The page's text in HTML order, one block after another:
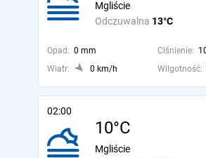
Odczuwalna 13°C
Mgliście
Opad: 0 mm Ciśnienie:
Wiatr:
0 km/h Wilgotność:
02:00
10°C
Mgliście